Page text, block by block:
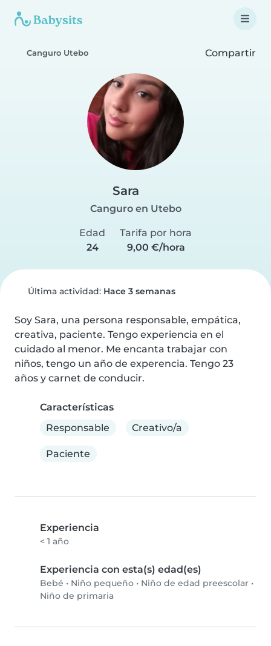
Canguro Utebo Compartir
Sara
Canguro en Utebo
Edad
24
Tarifa por hora
9,00 €/hora
Última actividad: Hace 3 semanas
Soy Sara, una persona responsable, empática,
creativa, paciente. Tengo experiencia en el
cuidado al menor. Me encanta trabajar con
niños, tengo un año de experencia. Tengo 23
años y carnet de conducir.
Características
Responsable
Creativo/a
Paciente
Experiencia
< 1 año
Experiencia con esta(s) edad(es)
Bebé • Niño pequeño • Niño de edad preescolar •
Niño de primaria